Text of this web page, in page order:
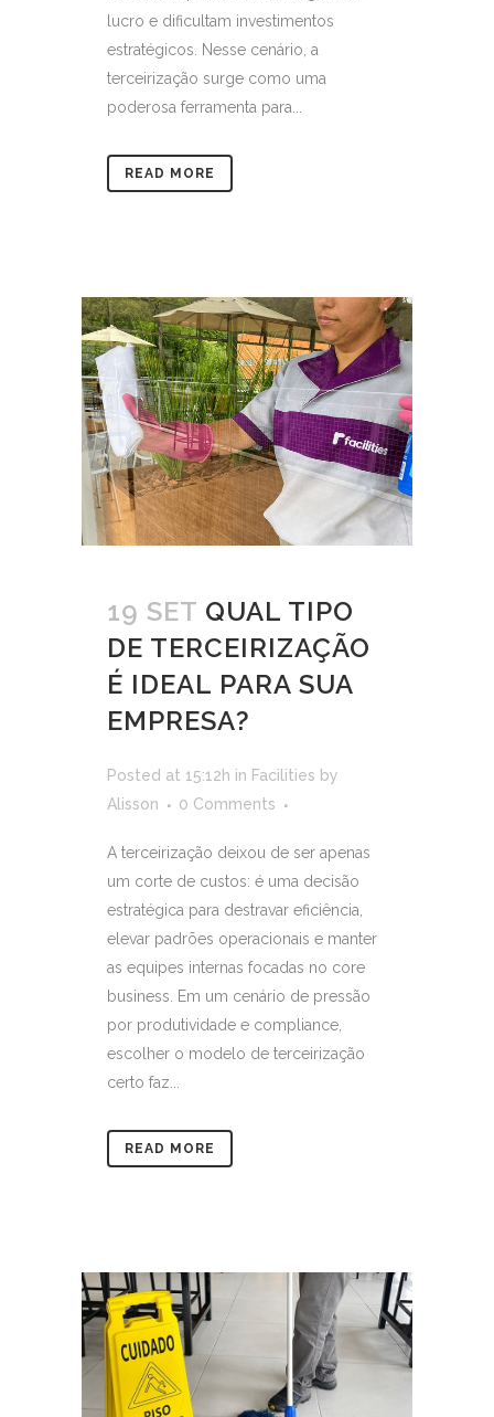
lucro e dificultam investimentos
estratégicos. Nesse cenário, a
terceirização surge como uma
poderosa ferramenta para...
READ MORE
19 SET QUAL TIPO
DE TERCEIRIZAÇÃO
É IDEAL PARA SUA
EMPRESA?
Posted at 15:12h in Facilities by
Alisson
0 Comments
A terceirização deixou de ser apenas
um corte de custos: é uma decisão
estratégica para destravar eficiência,
elevar padrões operacionais e manter
as equipes internas focadas no core
business. Em um cenário de pressão
por produtividade e compliance,
escolher o modelo de terceirização
certo faz...
READ MORE